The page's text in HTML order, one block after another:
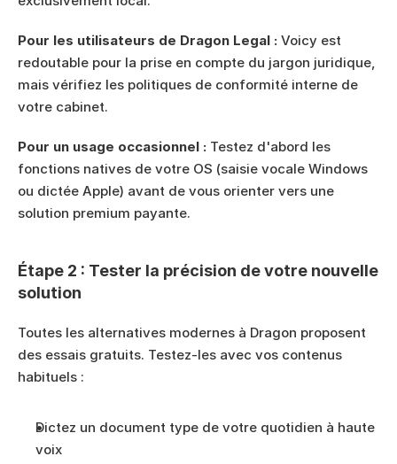
Pour les utilisateurs de Dragon Legal : Voicy est
redoutable pour la prise en compte du jargon juridique,
mais vérifiez les politiques de conformité interne de
votre cabinet.
Pour un usage occasionnel : Testez d'abord les
fonctions natives de votre OS (saisie vocale Windows
ou dictée Apple) avant de vous orienter vers une
solution premium payante.
Étape 2 : Tester la précision de votre nouvelle
solution
Toutes les alternatives modernes à Dragon proposent
des essais gratuits. Testez-les avec vos contenus
habituels :
Dictez un document type de votre quotidien à haute
voix